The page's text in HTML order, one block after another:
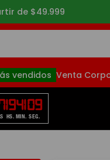
de $49.999
vendidos Venta
19
HS.
41
MIN.
08
SEG.